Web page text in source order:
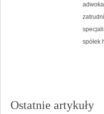
spółek
Ostatnie artykuły